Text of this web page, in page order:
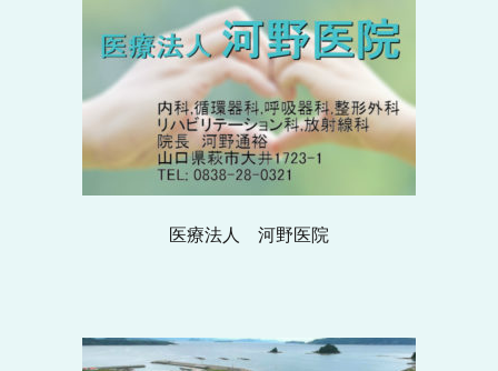
医療法人 河野医院